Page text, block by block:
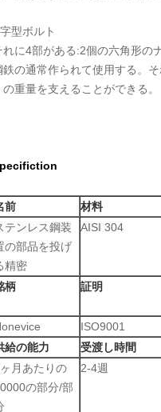
型ボルト
れに4部がある:2個の六角形の
鉄の通常作られて使用する。
の重量を支えることができる。
前 材料
テンレス鋼装
の部品を投げ
精密
AISI 304
柄 証明
ISO9001
給の能力
受渡し時間
月あたりの
の部分/部
2-4週